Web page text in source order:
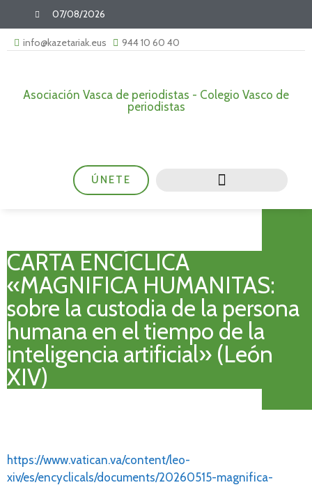
07/08/2026
info@kazetariak.eus 944 10 60 40
Asociación Vasca de periodistas - Colegio Vasco de
periodistas
ÚNETE
CARTA ENCÍCLICA
«MAGNIFICA HUMANITAS:
sobre la custodia de la persona
humana en el tiempo de la
inteligencia artificial» (León
XIV)
https://www.vatican.va/content/leo-
xiv/es/encyclicals/documents/20260515-magnifica-